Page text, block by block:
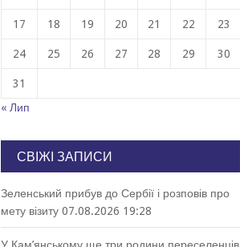
17 18 19 20 21 22 23
24 25 26 27 28 29 30
31
« Лип
СВІЖІ ЗАПИСИ
Зеленський прибув до Сербії і розповів про
мету візиту 07.08.2026 19:28